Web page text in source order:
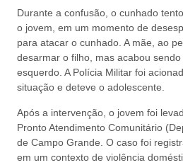
Durante a confusão, o cunhado
o jovem, em um momento de
para atacar o cunhado. A mãe, ao
desarmar o filho, mas acabou
esquerdo. A Polícia Militar foi
situação e deteve o adolescente.
Após a intervenção, o jovem foi
Pronto Atendimento Comunitário
de Campo Grande. O caso foi
em um contexto de violência